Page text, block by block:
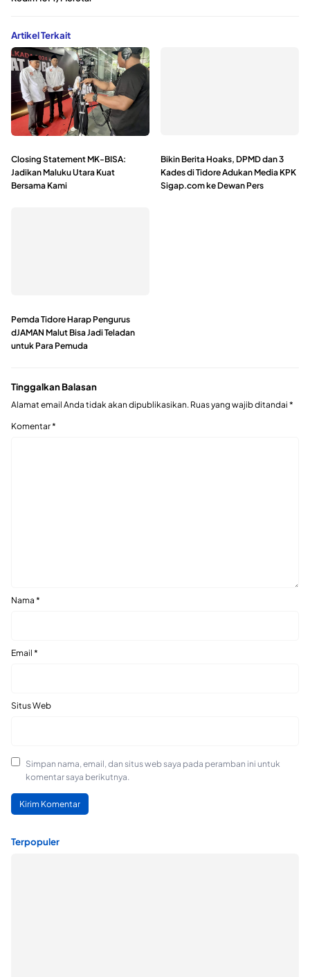
Artikel Terkait
Closing Statement MK-BISA:
Jadikan Maluku Utara Kuat
Bersama Kami
Bikin Berita Hoaks, DPMD dan 3
Kades di Tidore Adukan Media KPK
Sigap.com ke Dewan Pers
Pemda Tidore Harap Pengurus
dJAMAN Malut Bisa Jadi Teladan
untuk Para Pemuda
Tinggalkan Balasan
Alamat email Anda tidak akan dipublikasikan. Ruas yang wajib ditandai *
Komentar*
Nama *
Email *
Situs Web
Simpan nama, email, dan situs web saya pada peramban ini untuk
komentar saya berikutnya.
Terpopuler